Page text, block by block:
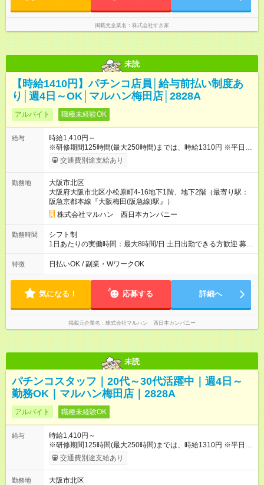
掲載元企業名 株式会社すき家
未読
【時給1410円】パチンコ店員│給与前払い制度あ
り│週4日～OK│マルハン梅田店│2828A
アルバイト 職種未経験OK
給与
時給1,410円～
※研修期間125時間(最大250時間)までは、時給1310円 ※平日17
時以降30円ＵＰ ※土日祝8時~翌朝5時50円UP ※22時以降時給
25％ＵＰ 【試用期間】試用期間なし
交通費別途支給あり
勤務地
大阪市北区
大阪府大阪市北区小松原町4-16地下1階、地下2階（最寄り駅：
阪急京都本線『大阪梅田(阪急線)駅』）
株式会社マルハン 西日本カンパニー
勤務時間
シフト制
1日あたりの実働時間：最大8時間/日 土日出勤できる方歓迎 募集
時間帯：15:50-24:50 詳しくは下記お問い合わせ電話番号へご連
絡ください。 0120-314-508(9時～20時土日祝も受付) 1日6時間
特徴 日払いOK / 副業・WワークOK
気になる！ 応募する 詳細へ
掲載元企業名 株式会社マルハン 西日本カンパニー
未読
パチンコスタッフ｜20代～30代活躍中｜週4日～
勤務OK｜マルハン梅田店｜2828A
アルバイト 職種未経験OK
給与
時給1,410円～
※研修期間125時間(最大250時間)までは、時給1310円 ※平日17
時以降30円ＵＰ ※土日祝8時~翌朝5時50円UP ※22時以降時給
25％ＵＰ 【試用期間】試用期間なし
交通費別途支給あり
勤務地
大阪市北区